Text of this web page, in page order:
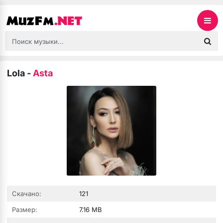
Lola - Asta
Скачано:
121
Размер:
7.16 MB